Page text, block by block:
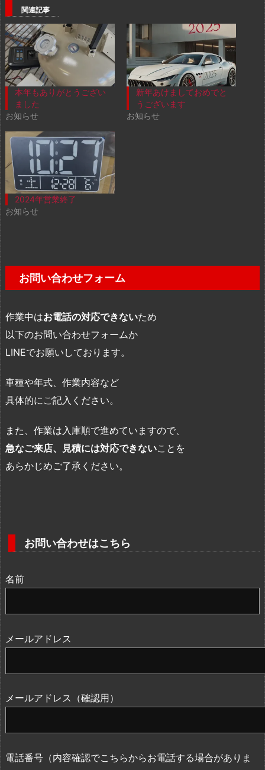
関連記事
本年もありがとうござい
ました
お知らせ
新年あけましておめでと
うございます
お知らせ
2024年営業終了
お知らせ
お問い合わせフォーム
作業中はお電話の対応できないため
以下のお問い合わせフォームか
LINEでお願いしております。
車種や年式、作業内容など
具体的にご記入ください。
また、作業は入庫順で進めていますので、
急なご来店、見積には対応できないことを
あらかじめご了承ください。
お問い合わせはこちら
名前
メールアドレス
メールアドレス（確認用）
電話番号（内容確認でこちらからお電話する場合がありま